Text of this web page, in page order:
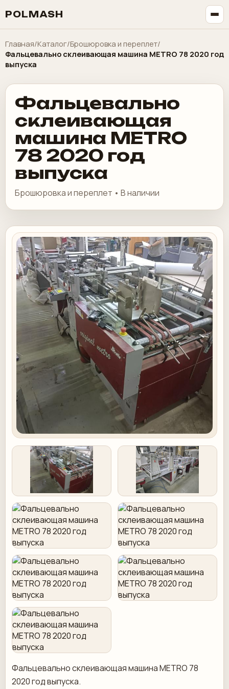
POLMASH
Главная/Каталог/Брошюровка и переплет/
Фальцевально склеивающая машина METRO 78 2020 год
выпуска
Фальцевально
склеивающая
машина METRO
78 2020 год
выпуска
Брошюровка и переплет • В наличии
Фальцевально склеивающая машина METRO 78
2020 год выпуска.